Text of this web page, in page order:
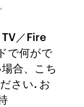
／Fire
で何がで
合、こち
さい. お